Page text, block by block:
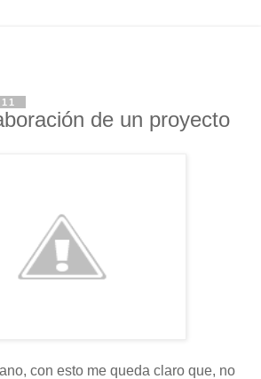
de un proyecto
con esto me queda claro que, no